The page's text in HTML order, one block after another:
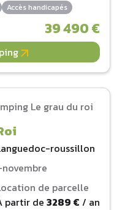
Accès handicapés
39 490 €
roussillon
de parcelle
partir de 3289 € / an